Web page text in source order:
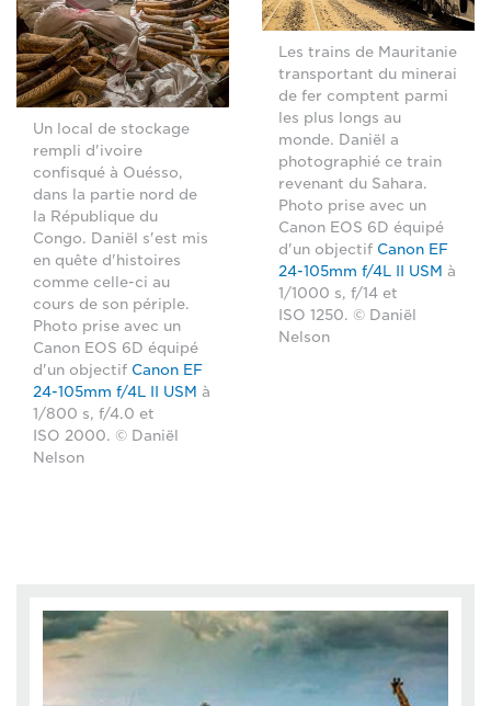
Un local de stockage
rempli d'ivoire
confisqué à Ouésso,
dans la partie nord de
la République du
Congo. Daniël s'est mis
en quête d'histoires
comme celle-ci au
cours de son périple.
Photo prise avec un
Canon EOS 6D équipé
d'un objectif Canon EF
24-105mm f/4L II USM à
1/800 s, f/4.0 et
ISO 2000. © Daniël
Nelson
Les trains de Mauritanie
transportant du minerai
de fer comptent parmi
les plus longs au
monde. Daniël a
photographié ce train
revenant du Sahara.
Photo prise avec un
Canon EOS 6D équipé
d'un objectif Canon EF
24-105mm f/4L II USM à
1/1000 s, f/14 et
ISO 1250. © Daniël
Nelson